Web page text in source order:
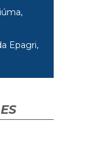
Epagri,